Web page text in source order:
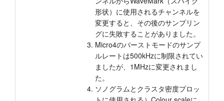
形状）に使用されるチャンネルを
変更すると、その後のサンプリン
グに失敗することがありました。
Micro4のバーストモードのサンプ
ルレートは500kHzに制限されてい
ましたが、1MHzに変更されまし
た。
ソノグラムとクラスタ密度プロッ